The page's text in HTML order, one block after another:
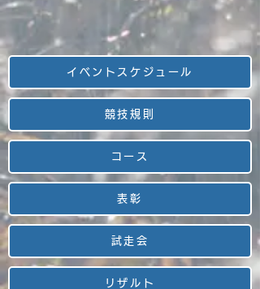
イベントスケジュール
競技規則
表彰
試走会
リザルト
コース